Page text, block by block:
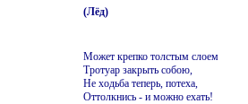
(Лёд)
Может крепко толстым слоем
Тротуар закрыть собою,
Не ходьба теперь, потеха,
Оттолкнись - и можно ехать!